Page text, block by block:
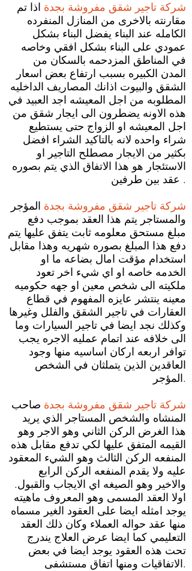
شركة تاجير شقق مفروشة بجدة اذا تم
مقارنته بالاخرى من المنازل المنفرده
الكامله عند البناء يفضل البناء بشكل
عمودي على البناء بشكل افقي وخاصه
في المناطق المزدحمه بالسكان من
المدن الكبيره بسبب ارتفاع بعض اسعار
الشقق والبيوت اذانك المصاريف الداخليه
المطلوبه من اجل المعيشه اجد العبيد في
هذه الاونه يضطرون الى ايجار شقق من
اجل المعيشه او الزواج حتى يستطيع
شراء واحده لانه بالتاكيد الشراء افضل
بكثير من الايجار مصطلح التاجير او
الاستئجار هو هذا الاتفاق الذي يتم بصوره
عقد بين طرفين .
شركة تاجير شقق مفروشة بجدة المؤجر
والمستاجر يتم هذا العقد بموجب دفع
مبلغ مستحق معلومه ثابت يتفق عليها يتم
دفع هذا المبلغ بصوره شهريه وهذا مقابل
استخدام مؤقت امال بضاعه ما او
الخدمه خاصه او اي شيء اخر تعود
ملكيته الى شخص معين او جهه حكوميه
معينه ينتشر عايزه المفهوم في قطاع
العقارات في تاجير الشقق والفلل وغيرها
وكذلك نجد ايضا في تاجير السيارات وما
الى خلافه عند اتمام عمليه الاجره يجب
توافر اربعه اركان اساسيه منها وجود
العاقدين الذين يتملثان في الشخص
المؤجر.
شركة تاجير شقق مفروشة بجدة صاحب
المنشاه والشخص المستاجر الذي يريد
هذا الغرض الركن الثاني وهو الاجر وهو
القيمه المتفق عليها لكي تدفع مقابل هذه
المنفعه الركن الثالث وهو الشيء المعقود
عليه ولا يقدم المنفعه الركن الرابع
والاخير وهو الصيغه اي الايجاب والقبول.
اولا العقد المسمى وهو المعروف ماهيته
يوجد امثله ايضا على العقود الغير مسماه
منها عقد حواله العملاء وكان ذلك العقد
التعليمي كما ايضا عرض العلاج يندرج
تحت هذه العقود يوجد ايضا في بعض
الاتفاقيات ومنها اتفاق مستشفى.